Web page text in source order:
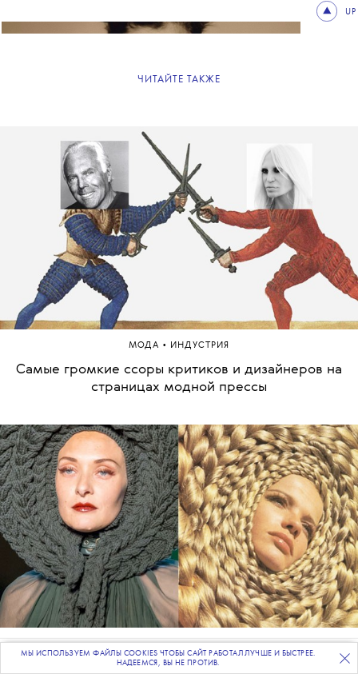
ПОДПИСЫВАЙТЕСЬНА НАШУ ВЕЧЕРНЮЮ РАССЫЛКУ
UP
ЧИТАЙТЕ ТАКЖЕ
МОДА • ИНДУСТРИЯ
Самые громкие ссоры критиков и дизайнеров на
страницах модной прессы
МОДА• ТЕНДЕНЦИИ
Jean Paul Gaultier Сouture Fall 2016 и Верушка в
МЫ ИСПОЛЬЗУЕМ ФАЙЛЫ COOKIES ЧТОБЫ САЙТ РАБОТАЛ ЛУЧШЕ И БЫСТРЕЕ.
НАДЕЕМСЯ, ВЫ НЕ ПРОТИВ.